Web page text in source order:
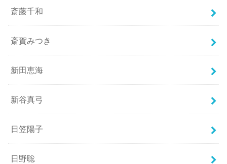
斎藤千和
斎賀みつき
新田恵海
新谷真弓
日笠陽子
日野聡